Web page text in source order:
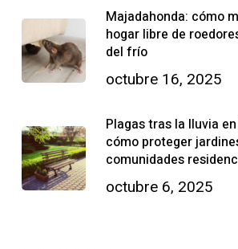
Majadahonda: cómo
hogar libre de
del frío
octubre 16, 2025
Plagas tras la lluvia
cómo proteger
comunidades
octubre 6, 2025